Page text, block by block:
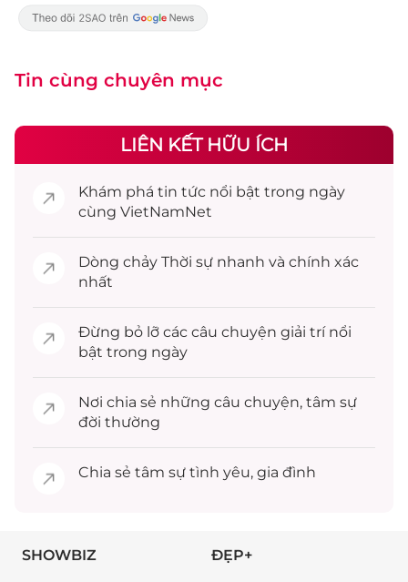
Tin cùng chuyên mục
LIÊN KẾT HỮU ÍCH
Khám phá tin tức nổi bật trong ngày
cùng VietNamNet
Dòng chảy Thời sự nhanh và chính xác
nhất
Đừng bỏ lỡ các câu chuyện giải trínổi
bật trong ngày
Nơi chia sẻ những câu chuyện, tâm sự
đời thường
Chia sẻ tâm sự tình yêu, gia đình
SHOWBIZ ĐẸP+